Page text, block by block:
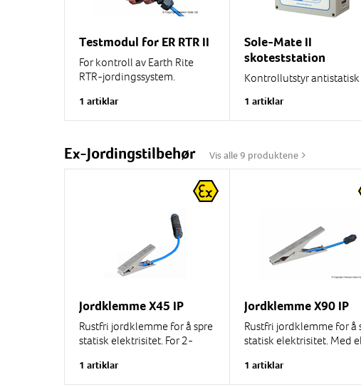
Testmodul for ER RTR II
For kontroll av Earth Rite
RTR-jordingssystem.
jordingssystemet testes
(kapasitansetest) uten en
1 artiklar
Sole-Mate II
skoteststation
Kontrollutstyr antistatisk
Sole Mate II tester
motstanden til en løkke
gjennom...
1 artiklar
Ex-Jordingstilbehør Vis alle 9 produktene
Jordklemme X45 IP
Rustfri jordklemme for å spre
statisk elektrisitet. For 2-
gap 15 mm. Med 2 isolerte
spisser av...
1 artiklar
Jordklemme X90 IP
Rustfri jordklemme for å
statisk elektrisitet. Med
forskjellige lengder
1 artiklar